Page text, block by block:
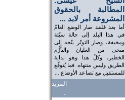
المطالبة بالحقوق
المشروعة أمر لابد ...
أما بعد فلقد صار الوضع العامّ
في هذا البلد إلى حالة سيّئة
ومخيفة، وصار التوتّر يتّجه إلى
منحى من الغليان والتأزُّم
الخطير، وكلّ هذا وهو بداية
الطريق وليس منتهاه. فما يُتوقّع
للمستقبل مع تصاعد الأوضاع ...
المزيد
..